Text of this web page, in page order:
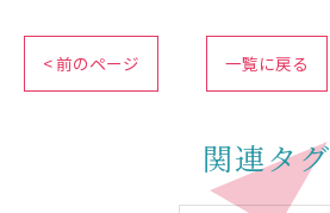
< 前のページ 一覧に戻る
関連タグ